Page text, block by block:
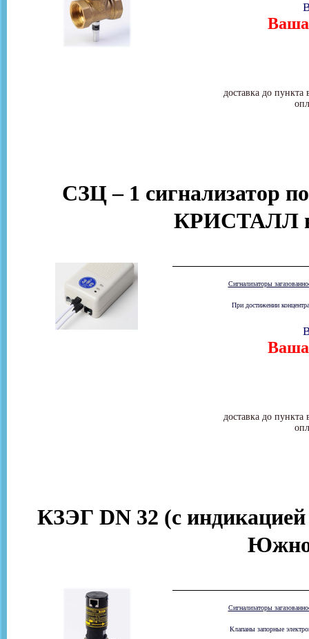
Ваша
доставка до
СЗЦ – 1 сигнализатор
КРИСТАЛЛ
Сигнализаторы
При достижении
Ваша
доставка до
КЗЭГ DN 32 (с
Сигнализаторы
Клапаны запорные